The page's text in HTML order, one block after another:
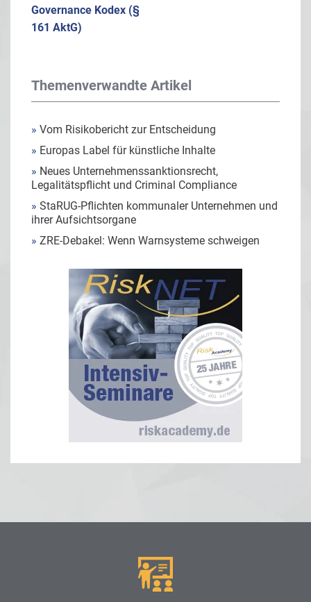
Governance Kodex (§
161 AktG)
Themenverwandte Artikel
» Vom Risikobericht zur Entscheidung
» Europas Label für künstliche Inhalte
» Neues Unternehmenssanktionsrecht,
Legalitätspflicht und Criminal Compliance
» StaRUG-Pflichten kommunaler Unternehmen und
ihrer Aufsichtsorgane
» ZRE-Debakel: Wenn Warnsysteme schweigen